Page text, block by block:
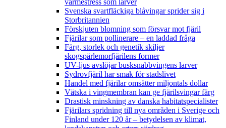
Svenska svartfläckiga blåvingar sprider sig i
Storbritannien
Förskjuten blomning som försvar mot fjäril
Fjärilar som pollinerare – en laddad fråga
Färg, storlek och genetik skiljer
skogspärlemorfjärilens former
UV-ljus avslöjar busksnabbvingens larver
Sydrovfjäril har smak för stadslivet
Handel med fjärilar omsätter miljontals dollar
Vätska i vingmembran kan ge fjärilsvingar färg
Drastisk minskning av danska habitatspecialister
Fjärilars spridning till nya områden i Sverige och
Finland under 120 år– betydelsen av klimat,